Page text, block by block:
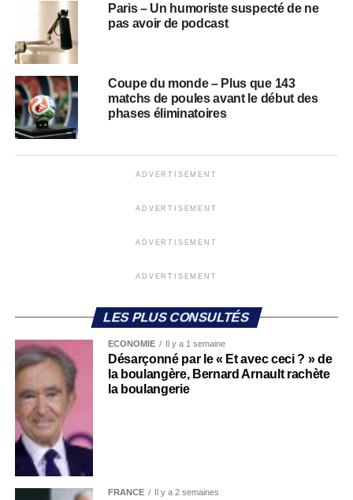
Paris – Un humoriste suspecté de ne
pas avoir de podcast
Coupe du monde – Plus que 143
matchs de poules avant le début des
phases éliminatoires
ADVERTISEMENT
ADVERTISEMENT
ADVERTISEMENT
ADVERTISEMENT
LES PLUS CONSULTÉS
ECONOMIE Il y a 1 semaine
Désarçonné par le « Et avec ceci ? » de
la boulangère, Bernard Arnault rachète
la boulangerie
FRANCE Il y a 2 semaines